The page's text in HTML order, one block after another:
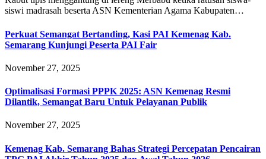
siswi madrasah beserta ASN Kementerian Agama Kabupaten…
Perkuat Semangat Bertanding, Kasi PAI Kemenag Kab.
Semarang Kunjungi Peserta PAI Fair
November 27, 2025
Optimalisasi Formasi PPPK 2025: ASN Kemenag Resmi
Dilantik, Semangat Baru Untuk Pelayanan Publik
November 27, 2025
Kemenag Kab. Semarang Bahas Strategi Percepatan Pencairan